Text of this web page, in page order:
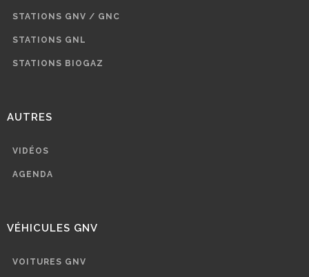
STATIONS GNV / GNC
STATIONS GNL
STATIONS BIOGAZ
AUTRES
VIDÉOS
AGENDA
VÉHICULES GNV
VOITURES GNV